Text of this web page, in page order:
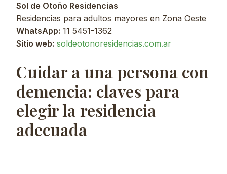
Sol de Otoño Residencias
Residencias para adultos mayores en Zona Oeste
WhatsApp: 11 5451-1362
Sitio web: soldeotonoresidencias.com.ar
Cuidar a una persona con
demencia: claves para
elegir la residencia
adecuada